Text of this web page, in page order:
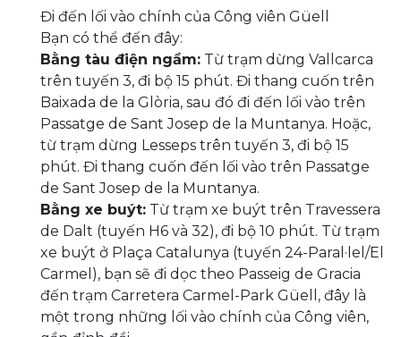
Đi đến lối vào chính của Công viên Güell
Bạn có thể đến đây:
Bằng tàu điện ngầm: Từ trạm dừng Vallcarca
trên tuyến 3, đi bộ 15 phút. Đi thang cuốn trên
Baixada de la Glòria, sau đó đi đến lối vào trên
Passatge de Sant Josep de la Muntanya. Hoặc,
từ trạm dừng Lesseps trên tuyến 3, đi bộ 15
phút. Đi thang cuốn đến lối vào trên Passatge
de Sant Josep de la Muntanya.
Bằng xe buýt: Từ trạm xe buýt trên Travessera
de Dalt (tuyến H6 và 32), đi bộ 10 phút. Từ trạm
xe buýt ở Plaça Catalunya (tuyến 24-Paral·lel/El
Carmel), bạn sẽ đi dọc theo Passeig de Gracia
đến trạm Carretera Carmel-Park Güell, đây là
một trong những lối vào chính của Công viên,